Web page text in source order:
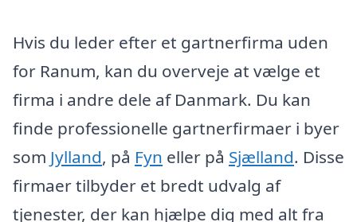
Hvis du leder efter et gartnerfirma uden
for Ranum, kan du overveje at vælge et
firma i andre dele af Danmark. Du kan
finde professionelle gartnerfirmaer i byer
som Jylland, på Fyn eller på Sjælland. Disse
firmaer tilbyder et bredt udvalg af
tjenester, der kan hjælpe dig med alt fra